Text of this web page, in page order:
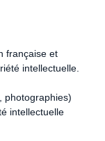
française et
intellectuelle.
photographies)
intellectuelle